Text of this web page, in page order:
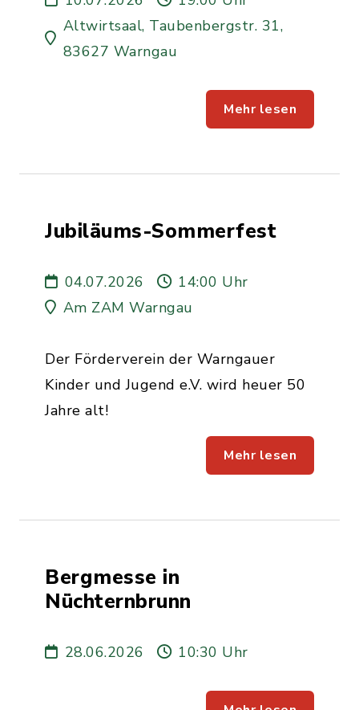
Altwirtsaal, Taubenbergstr. 31,
83627 Warngau
Mehr lesen
Jubiläums-Sommerfest
04.07.2026
14:00 Uhr
Am ZAM Warngau
Der Förderverein der Warngauer
Kinder und Jugend e.V. wird heuer 50
Jahre alt!
Mehr lesen
Bergmesse in
Nüchternbrunn
28.06.2026 10:30 Uhr